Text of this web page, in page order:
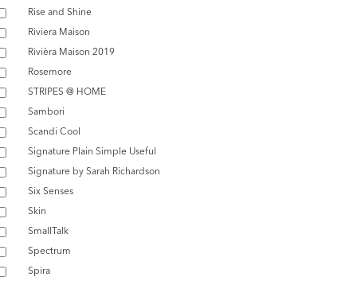
Rise and Shine
Riviera Maison
Rivièra Maison 2019
Rosemore
STRIPES @ HOME
Sambori
Scandi Cool
Signature Plain Simple Useful
Signature by Sarah Richardson
Six Senses
Skin
SmallTalk
Spectrum
Spira